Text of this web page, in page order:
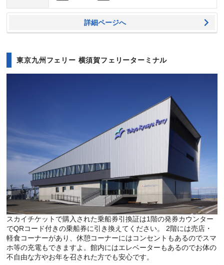
詳細ページへ
東京九州フェリー 横須賀フェリーターミナル
スカイチケットで購入された乗船券引換証は1階の発券カウンター
でQRコード付きの乗船券に引き換えてください。 2階には売店・
軽食コーナーがあり、休憩コーナーにはコンセントもあるのでスマ
ホ等の充電もできますよ。館内にはエレベーターもあるのでお体の
不自由な方やお年を召された方でも安心です。